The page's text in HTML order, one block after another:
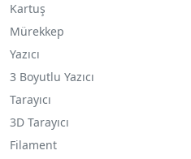
Kartuş
Mürekkep
Yazıcı
3 Boyutlu Yazıcı
Tarayıcı
3D Tarayıcı
Filament